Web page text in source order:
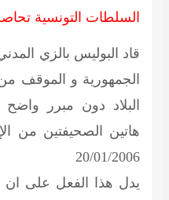
السلطات التونسية
قاد البوليس بالزي
الجمهورية و الموقف
البلاد دون مبرر
هاتين الصحيفتين من
20/01/2006
يدل هذا الفعل على ان